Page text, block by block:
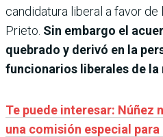
candidatura liberal a favor de
Prieto. Sin embargo el
quebrado y derivó en la
funcionarios liberales de
Te puede interesar: Núñez
una comisión especial